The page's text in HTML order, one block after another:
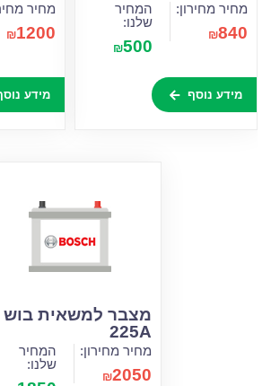
מחיר מחירון:
₪840
המחיר
שלנו:
₪500
מידע נוסף
מחיר
₪1200
מידע
מצבר למשאית בוש
225A
מחיר מחירון:
₪2050
המחיר
שלנו: